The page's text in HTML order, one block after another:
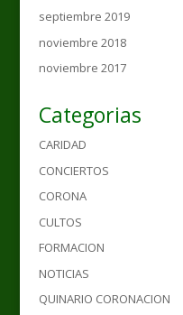
septiembre 2019
noviembre 2018
noviembre 2017
Categorias
CARIDAD
CONCIERTOS
CORONA
CULTOS
FORMACION
NOTICIAS
QUINARIO CORONACION